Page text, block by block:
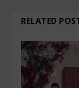
RELATED